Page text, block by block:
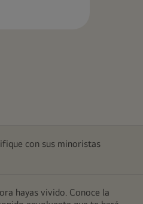
con sus minoristas
hayas vivido. Conoce la